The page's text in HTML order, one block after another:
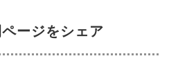
ージをシェア